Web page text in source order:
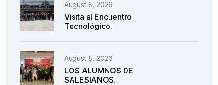
August 8, 2026
Visita al Encuentro
Tecnológico.
August 8, 2026
LOS ALUMNOS DE
SALESIANOS.